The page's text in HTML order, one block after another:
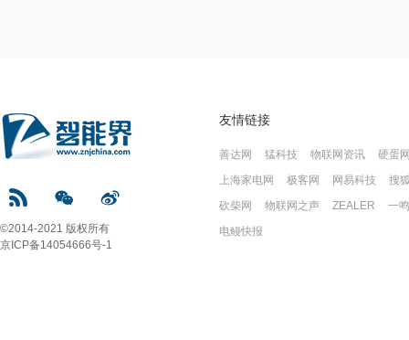
©2014-2021 版权所有
京ICP备14054666号-1
友情链接
善达网 猛科技 物联网资讯
硬蛋
上海家电网
极客网 网易科技
搜
砍柴网
物联网之声 ZEALER
一
电鳗快报